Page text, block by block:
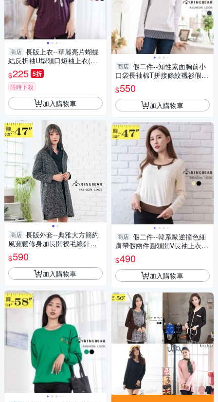
商店 長版上衣--華麗亮片蝴蝶
結反折袖U型領口短袖上衣(黑.
粉.紫M-XL)-U229眼圈熊中大尺
碼
$225 5折
限時下殺
加入購物車
商店 長版外套--典雅大方簡約
風寬鬆修身加長開衩毛線針織
薄外套(灰L-3L)-J235眼圈熊中
大尺碼
$590
加入購物車
商店 假二件--知性素面胸前小
口袋長袖棉T拼接條紋襯衫假兩
件上衣(白.藍M-3L)-I156眼圈熊
中大尺碼
$550
加入購物車
商店 假二件--韓系歐逆撞色細
肩帶假兩件圓領開V長袖上衣
(黑.杏M-3L)-X587眼圈熊中大
尺碼
$490
加入購物車